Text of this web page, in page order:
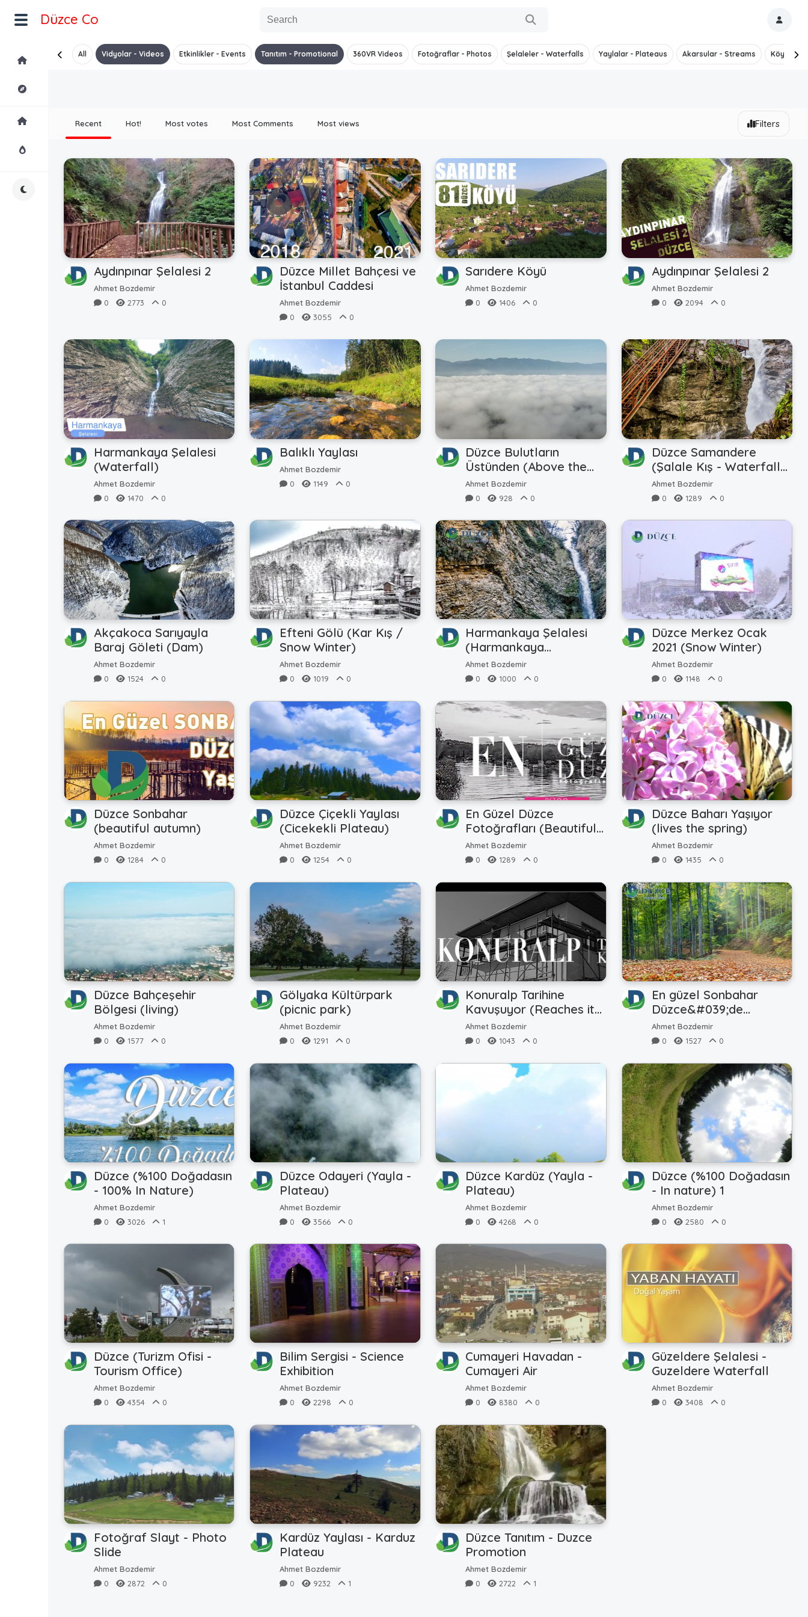
Düzce Co
Home
Home
Night Mode
All Vidyolar - Videos Etkinlikler - Events Tanıtım - Promotional 360VR Videos Fotoğraflar - Photos Şelaleler - Waterfalls Yaylalar - Plateaus Akarsular - Streams Köyler -
Recent Hot! Most votes Most Comments Most views Filters
Aydınpınar Şelalesi 2
Ahmet Bozdemir
0
2773 0
Düzce Millet Bahçesi ve
İstanbul Caddesi
Ahmet Bozdemir
0
3055 0
Sarıdere Köyü
Ahmet Bozdemir
0
1406 0
Aydınpınar Şelalesi 2
Ahmet Bozdemir
0
2094 0
Harmankaya Şelalesi
(Waterfall)
Ahmet Bozdemir
0
1470 0
Balıklı Yaylası
Ahmet Bozdemir
0
1149 0
Düzce Bulutların
Üstünden (Above the
clouds)
Ahmet Bozdemir
0
928 0
Düzce Samandere
(Şalale Kış - Waterfall
Winter)
Ahmet Bozdemir
0
1289 0
Akçakoca Sarıyayla
Baraj Göleti (Dam)
Ahmet Bozdemir
0
1524 0
Efteni Gölü (Kar Kış /
Snow Winter)
Ahmet Bozdemir
0
1019 0
Harmankaya Şelalesi
(Harmankaya
Waterfall)
Ahmet Bozdemir
0
1000 0
Düzce Merkez Ocak
2021 (Snow Winter)
Ahmet Bozdemir
0
1148 0
Düzce Sonbahar
(beautiful autumn)
Ahmet Bozdemir
0
1284 0
Düzce Çiçekli Yaylası
(Cicekekli Plateau)
Ahmet Bozdemir
0
1254 0
En Güzel Düzce
Fotoğrafları (Beautiful
Photos)
Ahmet Bozdemir
0
1289 0
Düzce Baharı Yaşıyor
(lives the spring)
Ahmet Bozdemir
0
1435 0
Düzce Bahçeşehir
Bölgesi (living)
Ahmet Bozdemir
0
1577 0
Gölyaka Kültürpark
(picnic park)
Ahmet Bozdemir
0
1291 0
Konuralp Tarihine
Kavuşuyor (Reaches its
History)
Ahmet Bozdemir
0
1043 0
En güzel Sonbahar
Düzce&#039;de
(beautiful autumn)
Ahmet Bozdemir
0
1527 0
Düzce (%100 Doğadasın
- 100% In Nature)
Ahmet Bozdemir
0
3026 1
Düzce Odayeri (Yayla -
Plateau)
Ahmet Bozdemir
0
3566 0
Düzce Kardüz (Yayla -
Plateau)
Ahmet Bozdemir
0
4268 0
Düzce (%100 Doğadasın
- In nature) 1
Ahmet Bozdemir
0
2580 0
Düzce (Turizm Ofisi -
Tourism Office)
Ahmet Bozdemir
0
4354 0
Bilim Sergisi - Science
Exhibition
Ahmet Bozdemir
0
2298 0
Cumayeri Havadan -
Cumayeri Air
Ahmet Bozdemir
0
8380 0
Güzeldere Şelalesi -
Guzeldere Waterfall
Ahmet Bozdemir
0
3408 0
Fotoğraf Slayt - Photo
Slide
Ahmet Bozdemir
0
2872 0
Kardüz Yaylası - Karduz
Plateau
Ahmet Bozdemir
0
9232 1
Düzce Tanıtım - Duzce
Promotion
Ahmet Bozdemir
0
2722 1